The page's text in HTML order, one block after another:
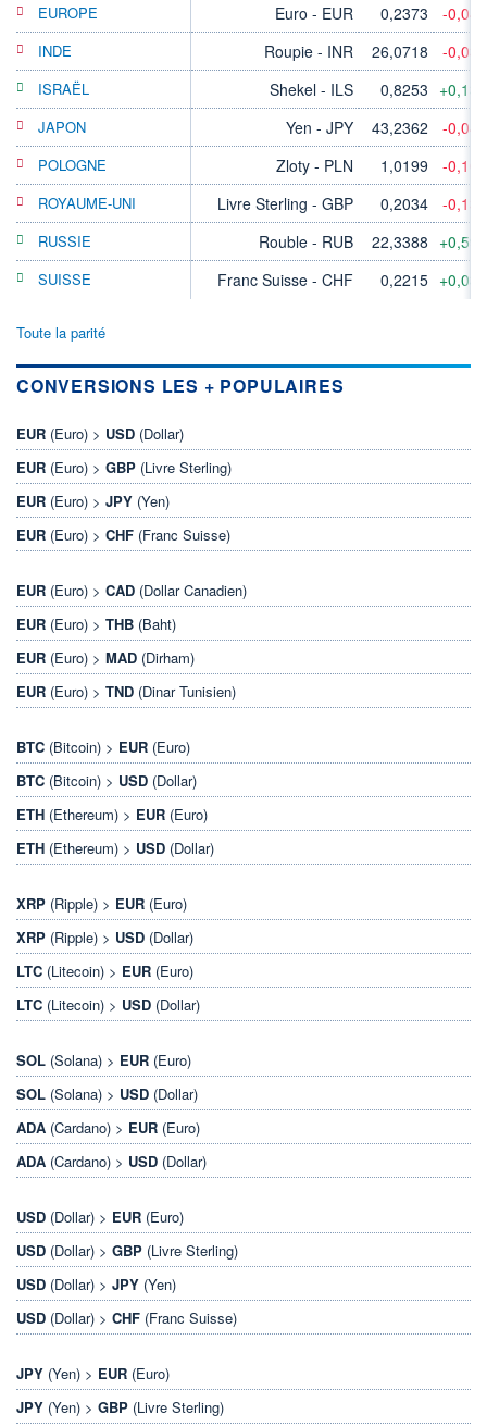
EUROPE Euro - EUR 0,2373 -
INDE Roupie - INR 26,0718 -
ISRAËL Shekel - ILS 0,8253
JAPON Yen - JPY 43,2362 -
POLOGNE Zloty - PLN 1,0199 -
ROYAUME-UNI Livre Sterling - GBP 0,2034 -
RUSSIE Rouble - RUB 22,3388
SUISSE Franc Suisse - CHF 0,2215
Toute la parité
CONVERSIONS LES + POPULAIRES
EUR (Euro) > USD (Dollar)
EUR (Euro) > GBP (Livre Sterling)
EUR (Euro) > JPY (Yen)
EUR (Euro) > CHF (Franc Suisse)
EUR (Euro) > CAD (Dollar Canadien)
EUR (Euro) > THB (Baht)
EUR (Euro) > MAD (Dirham)
EUR (Euro) > TND (Dinar Tunisien)
BTC (Bitcoin) > EUR (Euro)
BTC (Bitcoin) > USD (Dollar)
ETH (Ethereum) > EUR (Euro)
ETH (Ethereum) > USD (Dollar)
XRP (Ripple) > EUR (Euro)
XRP (Ripple) > USD (Dollar)
LTC (Litecoin) > EUR (Euro)
LTC (Litecoin) > USD (Dollar)
SOL (Solana) > EUR (Euro)
SOL (Solana) > USD (Dollar)
ADA (Cardano) > EUR (Euro)
ADA (Cardano) > USD (Dollar)
USD (Dollar) > EUR (Euro)
USD (Dollar) > GBP (Livre Sterling)
USD (Dollar) > JPY (Yen)
USD (Dollar) > CHF (Franc Suisse)
JPY (Yen) > EUR (Euro)
JPY (Yen) > GBP (Livre Sterling)